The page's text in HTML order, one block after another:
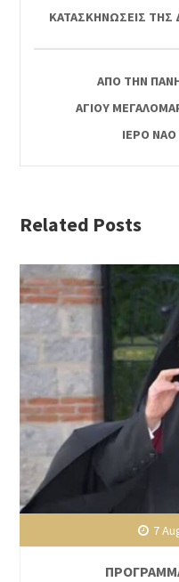
ΚΑΤΑΣΚΗΝΩΣΕΙΣ ΤΗΣ
ΑΠΟ ΤΗΝ
ΑΓΙΟΥ
ΙΕΡΟ
Related Posts
7